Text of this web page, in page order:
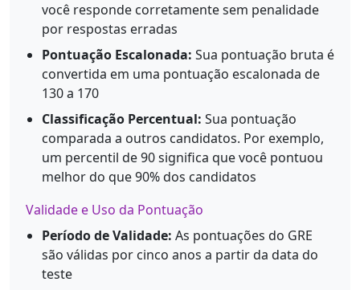
você responde corretamente sem penalidade
por respostas erradas
Pontuação Escalonada: Sua pontuação bruta é
convertida em uma pontuação escalonada de
130 a 170
Classificação Percentual: Sua pontuação
comparada a outros candidatos. Por exemplo,
um percentil de 90 significa que você pontuou
melhor do que 90% dos candidatos
Validade e Uso da Pontuação
Período de Validade: As pontuações do GRE
são válidas por cinco anos a partir da data do
teste